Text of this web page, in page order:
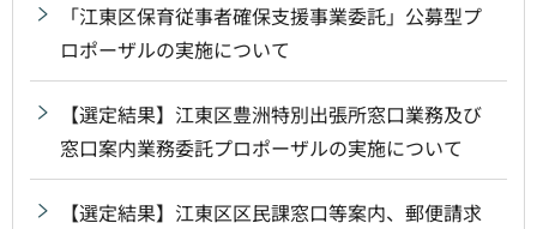
「江東区保育従事者確保支援事業委託」公募型プ
ロポーザルの実施について
【選定結果】江東区豊洲特別出張所窓口業務及び
窓口案内業務委託プロポーザルの実施について
【選定結果】江東区区民課窓口等案内、郵便請求